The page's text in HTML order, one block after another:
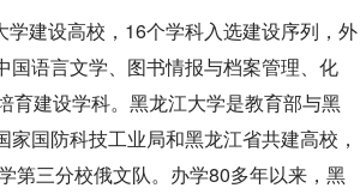
学建设高校，16个学科入选建设序列，外
国语言文学、图书情报与档案管理、化
育建设学科。黑龙江大学是教育部与黑
国防科技工业局和黑龙江省共建高校，
第三分校俄文队。办学80多年以来，黑